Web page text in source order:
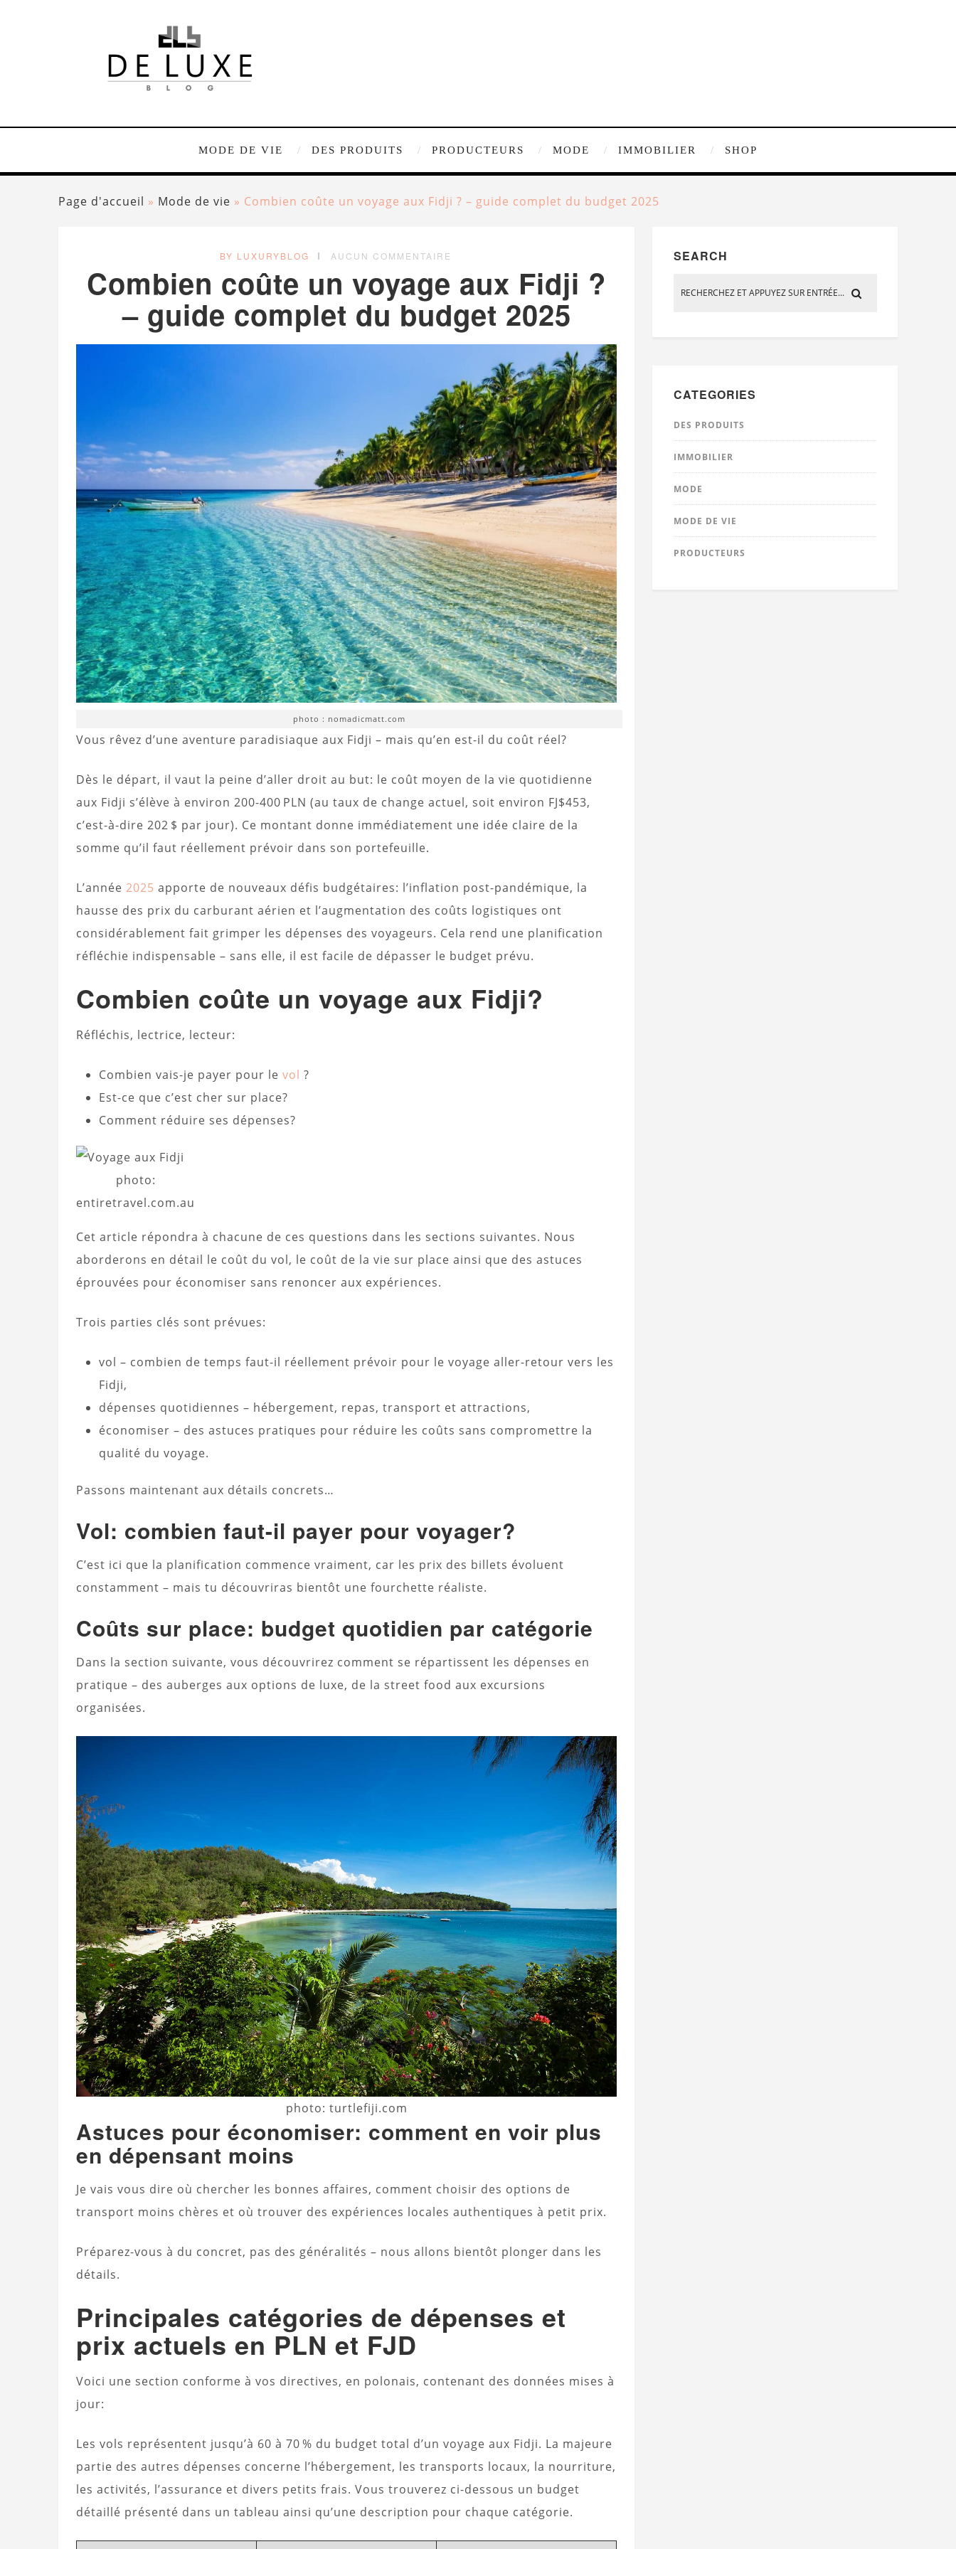
MODE DE VIE DES PRODUITS PRODUCTEURS MODE IMMOBILIER SHOP
Page d'accueil » Mode de vie » Combien coûte un voyage aux Fidji ? – guide complet du budget 2025
BY LUXURYBLOG AUCUN COMMENTAIRE
Combien coûte un voyage aux Fidji ?
– guide complet du budget 2025
photo : nomadicmatt.com
Vous rêvez d’une aventure paradisiaque aux Fidji – mais qu’en est-il du coût réel?
Dès le départ, il vaut la peine d’aller droit au but: le coût moyen de la vie quotidienne
aux Fidji s’élève à environ 200-400 PLN (au taux de change actuel, soit environ FJ$453,
c’est-à-dire 202 $ par jour). Ce montant donne immédiatement une idée claire de la
somme qu’il faut réellement prévoir dans son portefeuille.
L’année 2025 apporte de nouveaux défis budgétaires: l’inflation post-pandémique, la
hausse des prix du carburant aérien et l’augmentation des coûts logistiques ont
considérablement fait grimper les dépenses des voyageurs. Cela rend une planification
réfléchie indispensable – sans elle, il est facile de dépasser le budget prévu.
Combien coûte un voyage aux Fidji?
Réfléchis, lectrice, lecteur:
Combien vais-je payer pour le vol ?
Est-ce que c’est cher sur place?
Comment réduire ses dépenses?
photo:
entiretravel.com.au
Cet article répondra à chacune de ces questions dans les sections suivantes. Nous
aborderons en détail le coût du vol, le coût de la vie sur place ainsi que des astuces
éprouvées pour économiser sans renoncer aux expériences.
Trois parties clés sont prévues:
vol – combien de temps faut-il réellement prévoir pour le voyage aller-retour vers les
Fidji,
dépenses quotidiennes – hébergement, repas, transport et attractions,
économiser – des astuces pratiques pour réduire les coûts sans compromettre la
qualité du voyage.
Passons maintenant aux détails concrets…
Vol: combien faut-il payer pour voyager?
C’est ici que la planification commence vraiment, car les prix des billets évoluent
constamment – mais tu découvriras bientôt une fourchette réaliste.
Coûts sur place: budget quotidien par catégorie
Dans la section suivante, vous découvrirez comment se répartissent les dépenses en
pratique – des auberges aux options de luxe, de la street food aux excursions
organisées.
photo: turtlefiji.com
Astuces pour économiser: comment en voir plus
en dépensant moins
Je vais vous dire où chercher les bonnes affaires, comment choisir des options de
transport moins chères et où trouver des expériences locales authentiques à petit prix.
Préparez-vous à du concret, pas des généralités – nous allons bientôt plonger dans les
détails.
Principales catégories de dépenses et
prix actuels en PLN et FJD
Voici une section conforme à vos directives, en polonais, contenant des données mises à
jour:
Les vols représentent jusqu’à 60 à 70 % du budget total d’un voyage aux Fidji. La majeure
partie des autres dépenses concerne l’hébergement, les transports locaux, la nourriture,
les activités, l’assurance et divers petits frais. Vous trouverez ci-dessous un budget
détaillé présenté dans un tableau ainsi qu’une description pour chaque catégorie.
SEARCH
CATEGORIES
DES PRODUITS
IMMOBILIER
MODE
MODE DE VIE
PRODUCTEURS